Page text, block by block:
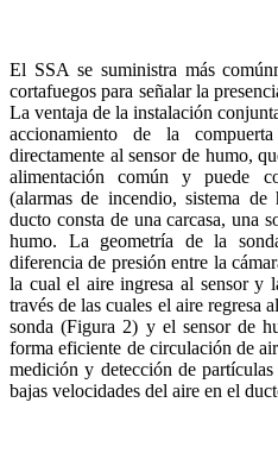
El SSA se suministra más
cortafuegos para señalar la
La ventaja de la instalación
accionamiento de la
directamente al sensor de humo,
alimentación común y puede
(alarmas de incendio, sistema
ducto consta de una carcasa, una
humo. La geometría de la
diferencia de presión entre la
la cual el aire ingresa al sensor y
través de las cuales el aire regresa
sonda (Figura 2) y el sensor de
forma eficiente de circulación de
medición y detección de
bajas velocidades del aire en el